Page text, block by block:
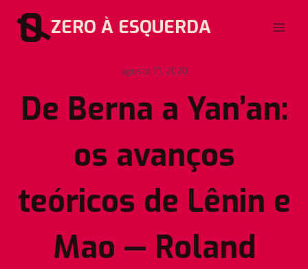
para
ZERO À ESQUERDA
agosto 10, 2020
De Berna a Yan’an:
os avanços
teóricos de Lênin e
Mao — Roland